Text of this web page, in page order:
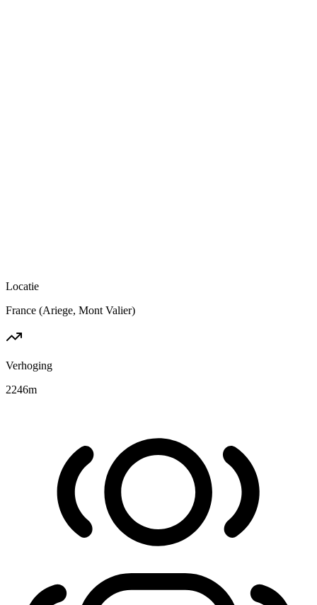
Locatie
France (Ariege, Mont Valier)
Verhoging
2246m